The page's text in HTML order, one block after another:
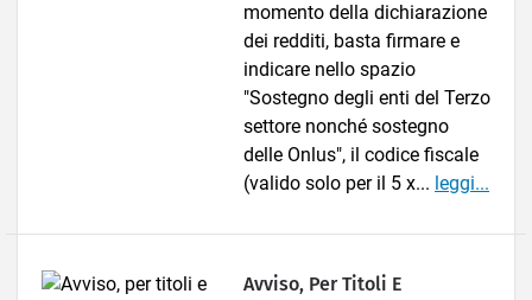
momento della dichiarazione
dei redditi, basta firmare e
indicare nello spazio
"Sostegno degli enti del Terzo
settore nonché sostegno
delle Onlus", il codice fiscale
(valido solo per il 5 x... leggi...
Avviso, Per Titoli E